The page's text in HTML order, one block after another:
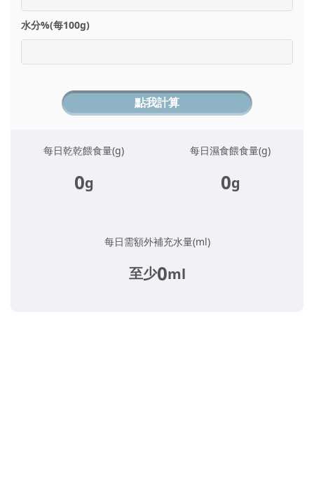
水分%(每100g)
點我計算
每日乾乾餵食量(g)
0g
每日濕食餵食量(g)
0g
每日需額外補充水量(ml)
至少0ml